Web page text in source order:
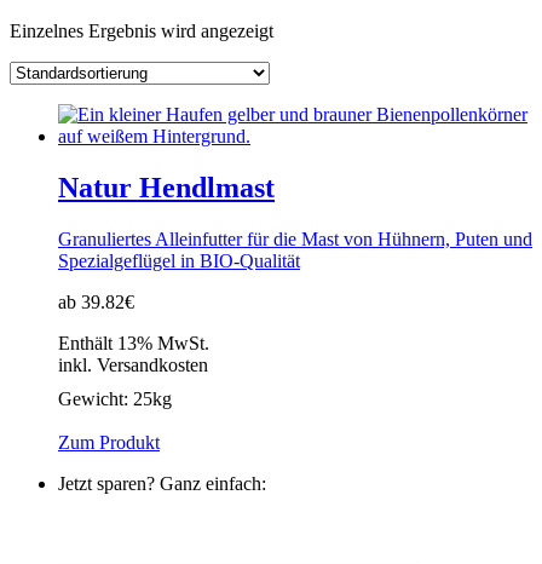
Einzelnes Ergebnis wird angezeigt
Natur Hendlmast
Granuliertes Alleinfutter für die Mast von Hühnern, Puten und
Spezialgeflügel in BIO-Qualität
ab 39.82€
Enthält 13% MwSt.
inkl. Versandkosten
Gewicht: 25kg
Zum Produkt
Jetzt sparen? Ganz einfach: